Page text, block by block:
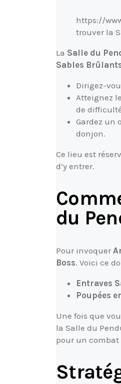
https://
trouver la
La Salle du
Sables
Dirigez-
Atteignez le
de
Gardez un
donjon.
Ce lieu est
d’y entrer.
du
Pour invoquer
Boss. Voici ce
Entraves
Poupées
Une fois que
la Salle du
pour un combat